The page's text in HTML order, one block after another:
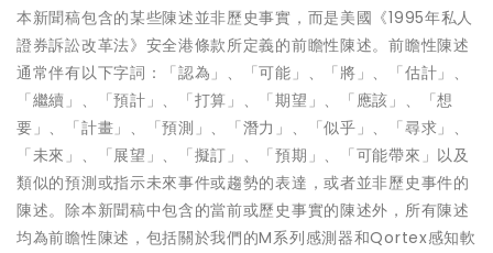
本新聞稿包含的某些陳述並非歷史事實，而是美國《1995年私人
證券訴訟改革法》安全港條款所定義的前瞻性陳述。前瞻性陳述
通常伴有以下字詞：「認為」、「可能」、「將」、「估計」、
「繼續」、「預計」、「打算」、「期望」、「應該」、「想
要」、「計畫」、「預測」、「潛力」、「似乎」、「尋求」、
「未來」、「展望」、「擬訂」、「預期」、「可能帶來」以及
類似的預測或指示未來事件或趨勢的表達，或者並非歷史事件的
陳述。除本新聞稿中包含的當前或歷史事實的陳述外，所有陳述
均為前瞻性陳述，包括關於我們的M系列感測器和Qortex感知軟